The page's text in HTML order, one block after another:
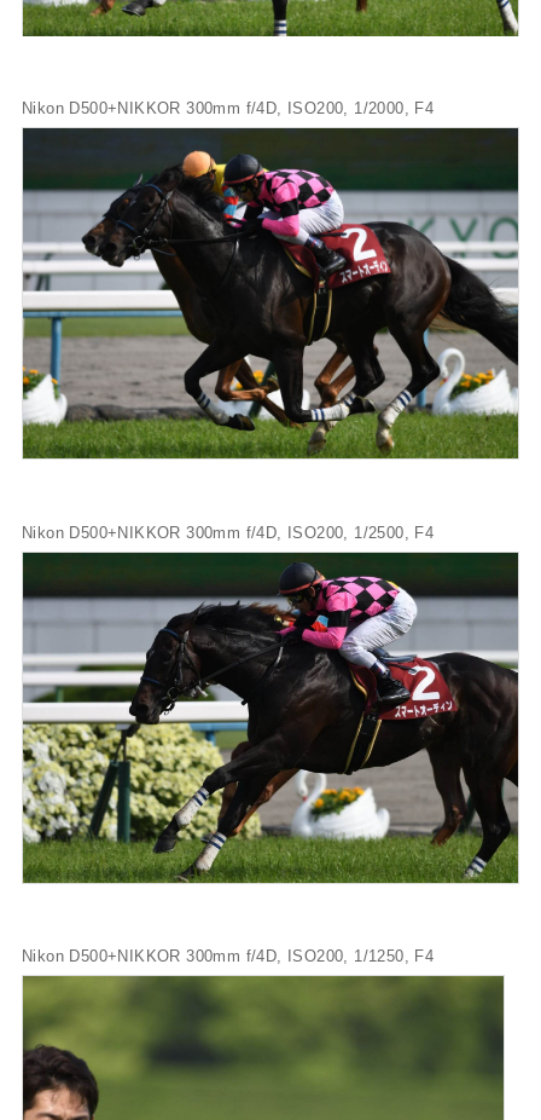
Nikon D500+NIKKOR 300mm f/4D, ISO200, 1/2000, F4
Nikon D500+NIKKOR 300mm f/4D, ISO200, 1/2500, F4
Nikon D500+NIKKOR 300mm f/4D, ISO200, 1/1250, F4